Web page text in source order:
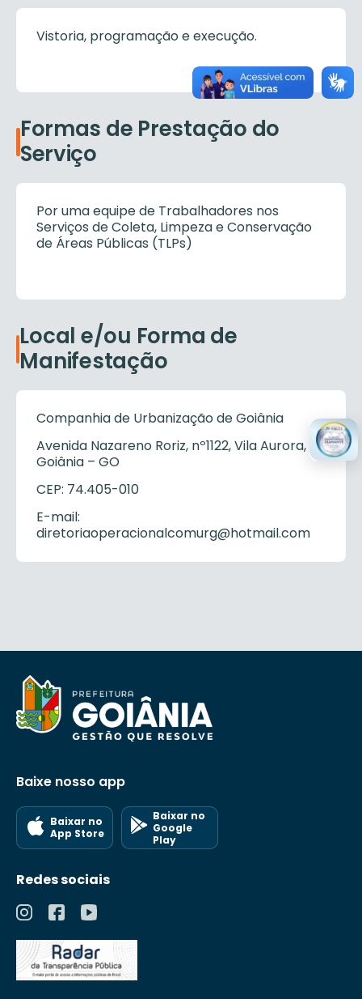
Vistoria, programação e execução.
Formas de Prestação do
Serviço
Por uma equipe de Trabalhadores nos
Serviços de Coleta, Limpeza e Conservação
de Áreas Públicas (TLPs)
Local e/ou Forma de
Manifestação
Companhia de Urbanização de Goiânia
Avenida Nazareno Roriz, nº1122, Vila Aurora,
Goiânia – GO
CEP: 74.405-010
E-mail:
diretoriaoperacionalcomurg@hotmail.com
Baixe nosso app
Baixar no
App Store
Baixar no
Google
Play
Redes sociais